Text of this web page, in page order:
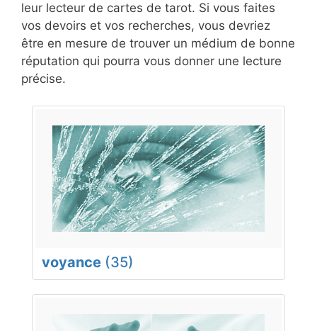
leur lecteur de cartes de tarot. Si vous faites
vos devoirs et vos recherches, vous devriez
être en mesure de trouver un médium de bonne
réputation qui pourra vous donner une lecture
précise.
voyance (35)